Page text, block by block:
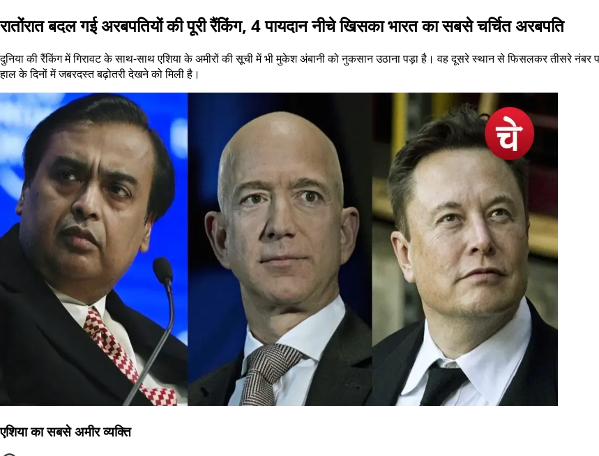
रातोंरात बदल गई अरबपतियों की पूरी रैंकिंग, 4 पायदान नीचे खिसका भारत का सबसे चर्चित अरबपति
दुनिया की रैंकिंग में गिरावट के साथ-साथ एशिया के अमीरों की सूची में भी मुकेश अंबानी को नुकसान उठाना पड़ा है। वह दूसरे स्थान से फिसलकर तीसरे नंबर
हाल के दिनों में जबरदस्त बढ़ोतरी देखने को मिली है।
एशिया का सबसे अमीर व्यक्ति